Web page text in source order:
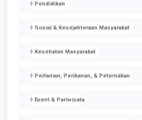
Pendidikan
Sosial & Kesejahteraan Masyarakat
Kesehatan Masyarakat
Pertanian, Perikanan, & Peternakan
Event & Pariwisata